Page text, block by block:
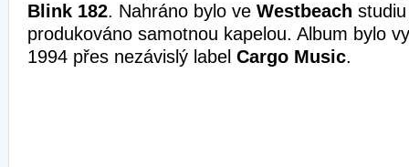
Blink 182. Nahráno bylo ve Westbeach
produkováno samotnou kapelou. Album bylo
1994 přes nezávislý label Cargo Music.